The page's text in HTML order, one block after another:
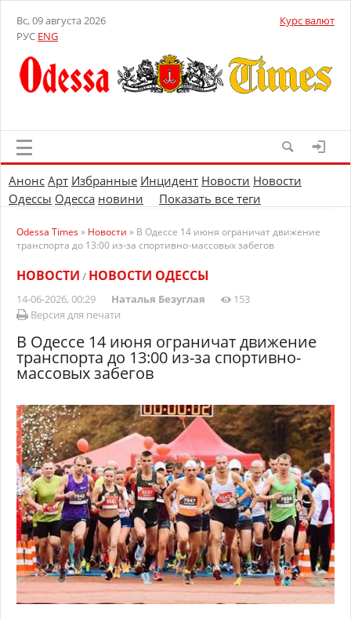
Вс, 09 августа 2026
РУС ENG
Курс валют
Анонс Арт Избранные Инцидент Новости Новости
Одессы Одесса новини Показать все теги
Odessa Times» Новости » В Одессе 14 июня ограничат движение
транспорта до 13:00 из-за спортивно-массовых забегов
НОВОСТИ / НОВОСТИ ОДЕССЫ
14-06-2026, 00:29 Наталья Безуглая
153
Версия для печати
В Одессе 14 июня ограничат движение
транспорта до 13:00 из-за спортивно-
массовых забегов